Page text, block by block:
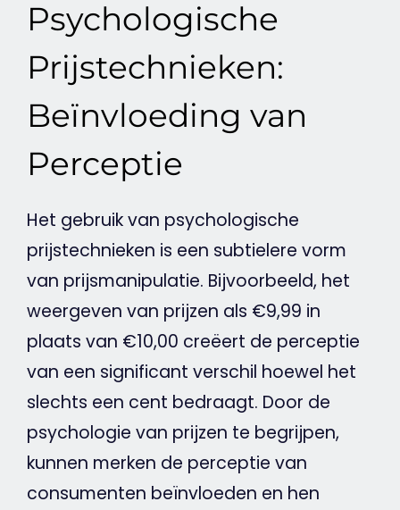
Psychologische
Prijstechnieken:
Beïnvloeding van
Perceptie
Het gebruik van psychologische
prijstechnieken is een subtielere vorm
van prijsmanipulatie. Bijvoorbeeld, het
weergeven van prijzen als €9,99 in
plaats van €10,00 creëert de perceptie
van een significant verschil hoewel het
slechts een cent bedraagt. Door de
psychologie van prijzen te begrijpen,
kunnen merken de perceptie van
consumenten beïnvloeden en hen